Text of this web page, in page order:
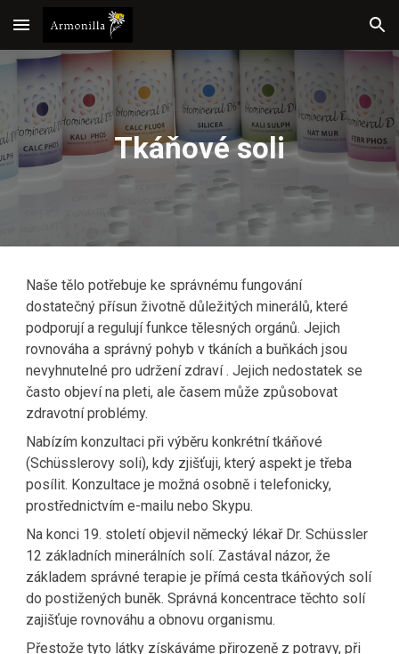
Skip to main content Skip to navigation
Tkáňové soli
Naše tělo potřebuje ke správnému fungování
dostatečný přísun životně důležitých minerálů, které
podporují a regulují funkce tělesných orgánů. Jejich
rovnováha a správný pohyb v tkáních a buňkách jsou
nevyhnutelné pro udržení zdraví . Jejich nedostatek se
často objeví na pleti, ale časem může způsobovat
zdravotní problémy.
Nabízím konzultaci při výběru konkrétní tkáňové
(Schüsslerovy soli), kdy zjišťuji, který aspekt je třeba
posílit. Konzultace je možná osobně i telefonicky,
prostřednictvím e-mailu nebo Skypu.
Na konci 19. století objevil německý lékař Dr. Schüssler
12 základních minerálních solí. Zastával názor, že
základem správné terapie je přímá cesta tkáňových solí
do postižených buněk. Správná koncentrace těchto solí
zajišťuje rovnováhu a obnovu organismu.
Přestože tyto látky získáváme přirozeně z potravy, při